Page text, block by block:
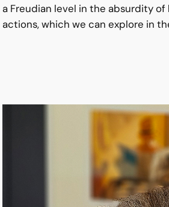
a Freudian level in the absurdity of
actions, which we can explore in